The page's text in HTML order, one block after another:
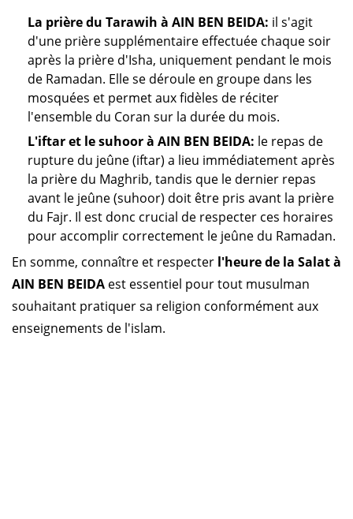
La prière du Tarawih à AIN BEN BEIDA: il s'agit
d'une prière supplémentaire effectuée chaque soir
après la prière d'Isha, uniquement pendant le mois
de Ramadan. Elle se déroule en groupe dans les
mosquées et permet aux fidèles de réciter
l'ensemble du Coran sur la durée du mois.
L'iftar et le suhoor à AIN BEN BEIDA: le repas de
rupture du jeûne (iftar) a lieu immédiatement après
la prière du Maghrib, tandis que le dernier repas
avant le jeûne (suhoor) doit être pris avant la prière
du Fajr. Il est donc crucial de respecter ces horaires
pour accomplir correctement le jeûne du Ramadan.
En somme, connaître et respecter l'heure de la Salat à
AIN BEN BEIDA est essentiel pour tout musulman
souhaitant pratiquer sa religion conformément aux
enseignements de l'islam.